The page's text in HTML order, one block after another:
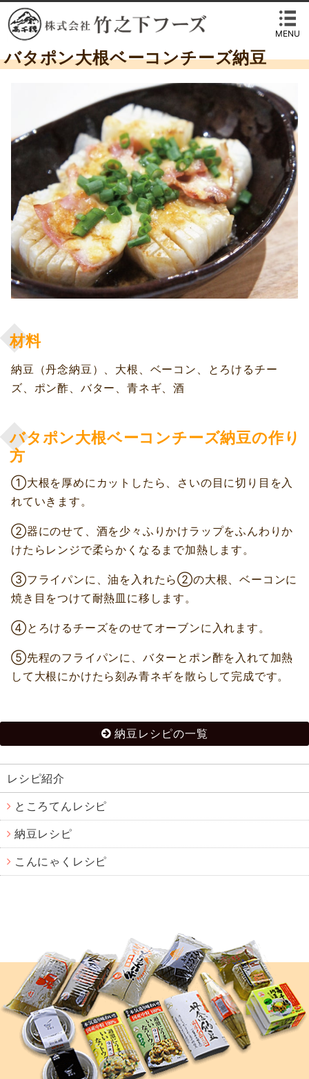
MENU
バタポン大根ベーコンチーズ納豆
材料
納豆（丹念納豆）、大根、ベーコン、とろけるチー
ズ、ポン酢、バター、青ネギ、酒
バタポン大根ベーコンチーズ納豆の作り
方
①大根を厚めにカットしたら、さいの目に切り目を入
れていきます。
②器にのせて、酒を少々ふりかけラップをふんわりか
けたらレンジで柔らかくなるまで加熱します。
③フライパンに、油を入れたら②の大根、ベーコンに
焼き目をつけて耐熱皿に移します。
④とろけるチーズをのせてオーブンに入れます。
⑤先程のフライパンに、バターとポン酢を入れて加熱
して大根にかけたら刻み青ネギを散らして完成です。
納豆レシピの一覧
レシピ紹介
ところてんレシピ
納豆レシピ
こんにゃくレシピ